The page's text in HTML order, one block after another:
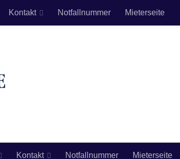
Kontakt Notfallnummer Mieterseite
Kontakt Notfallnummer Mieterseite